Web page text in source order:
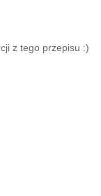
z tego przepisu :)